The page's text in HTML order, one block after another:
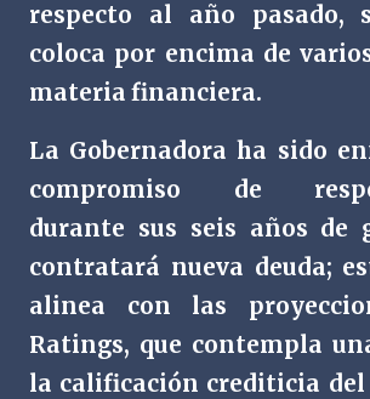
respecto al año pasado,
coloca por encima de
materia financiera.
La Gobernadora ha sido
compromiso de
durante sus seis años de
contratará nueva deuda;
alinea con las
Ratings, que contempla
la calificación crediticia del